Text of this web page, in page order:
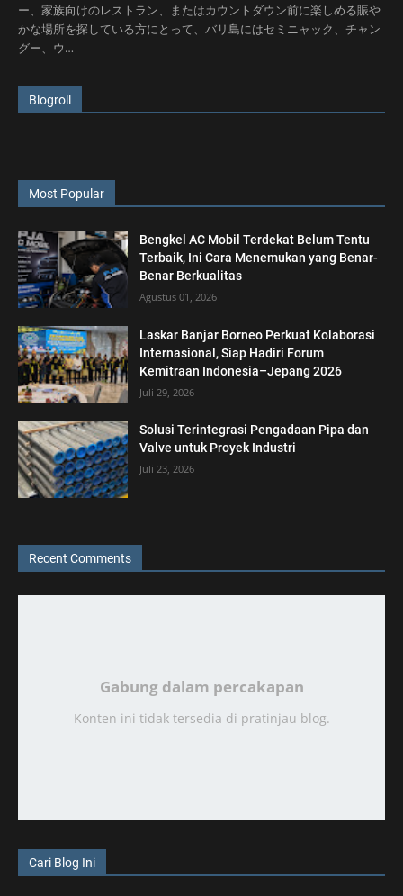
ー、家族向けのレストラン、またはカウントダウン前に楽しめる賑や
かな場所を探している方にとって、バリ島にはセミニャック、チャン
グー、ウ…
Blogroll
Most Popular
Bengkel AC Mobil Terdekat Belum Tentu
Terbaik, Ini Cara Menemukan yang Benar-
Benar Berkualitas
Agustus 01, 2026
Laskar Banjar Borneo Perkuat Kolaborasi
Internasional, Siap Hadiri Forum
Kemitraan Indonesia–Jepang 2026
Juli 29, 2026
Solusi Terintegrasi Pengadaan Pipa dan
Valve untuk Proyek Industri
Juli 23, 2026
Recent Comments
Gabung dalam percakapan
Konten ini tidak tersedia di pratinjau blog.
Cari Blog Ini